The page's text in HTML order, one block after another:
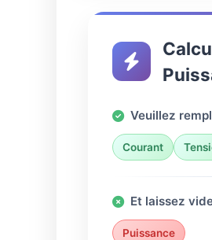
Veuillez
Courant
Et laissez
Puissance